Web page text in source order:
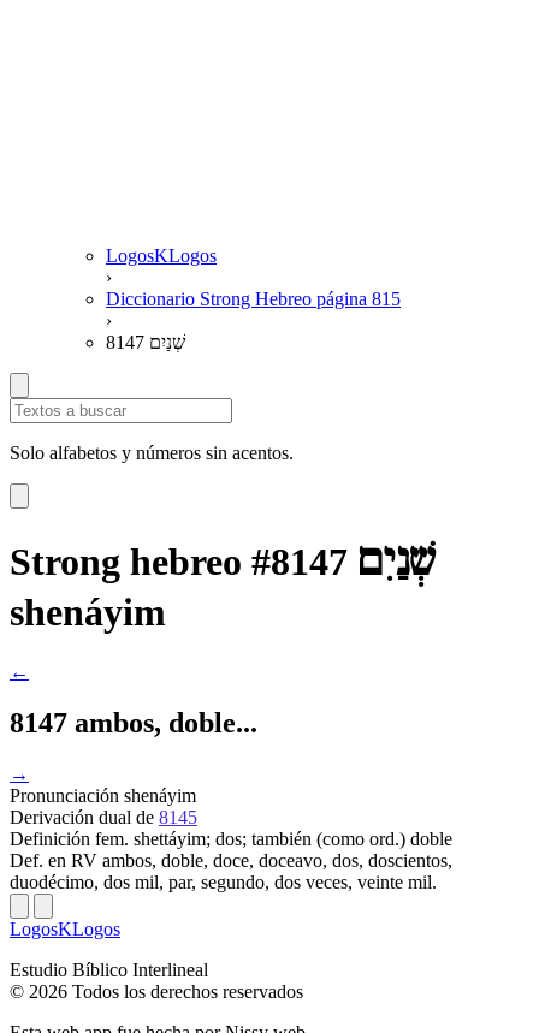
LogosKLogos
›
Diccionario Strong Hebreo página 815
›
8147 שְׁנַיִם
Solo alfabetos y números sin acentos.
Strong hebreo #8147 שְׁנַיִם
shenáyim
←
8147 ambos, doble...
→
Pronunciación shenáyim
Derivación dual de 8145
Definición fem. shettáyim; dos; también (como ord.) doble
Def. en RV ambos, doble, doce, doceavo, dos, doscientos,
duodécimo, dos mil, par, segundo, dos veces, veinte mil.
LogosKLogos
Estudio Bíblico Interlineal
© 2026 Todos los derechos reservados